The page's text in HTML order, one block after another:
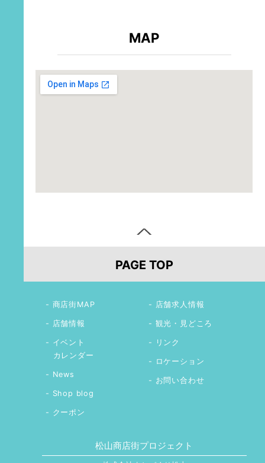
MAP
PAGE TOP
商店街MAP
店舗情報
イベント
カレンダー
News
Shop blog
クーポン
店舗求人情報
観光・見どころ
リンク
ロケーション
お問い合わせ
松山商店街プロジェクト